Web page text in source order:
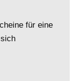
für eine